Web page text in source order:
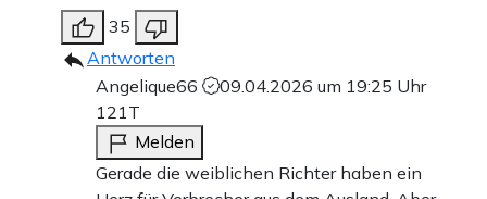
35
Antworten
Angelique66
09.04.2026 um 19:25 Uhr
121T
Melden
Gerade die weiblichen Richter haben ein